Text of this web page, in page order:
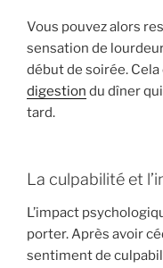
Vous pouvez alors
sensation de
début de soirée.
digestion du dîner
tard.
La culpabilité et
L’impact
porter. Après avoir
sentiment de